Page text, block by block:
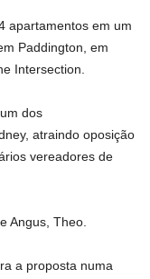
apartamentos em um
Paddington, em
Intersection.
dos
atraindo oposição
vereadores de
Angus, Theo.
a proposta numa